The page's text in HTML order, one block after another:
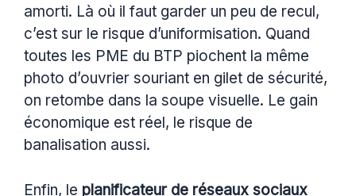
amorti. Là où il faut garder un peu de recul,
c’est sur le risque d’uniformisation. Quand
toutes les PME du BTP piochent la même
photo d’ouvrier souriant en gilet de sécurité,
on retombe dans la soupe visuelle. Le gain
économique est réel, le risque de
banalisation aussi.
Enfin, le planificateur de réseaux sociaux